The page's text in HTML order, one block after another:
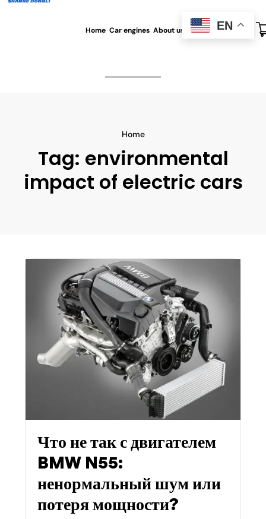
Home Car engines About us All blog Contact us
Home
Tag: environmental
impact of electric cars
Что не так с двигателем
BMW N55:
ненормальный шум или
потеря мощности?
EN